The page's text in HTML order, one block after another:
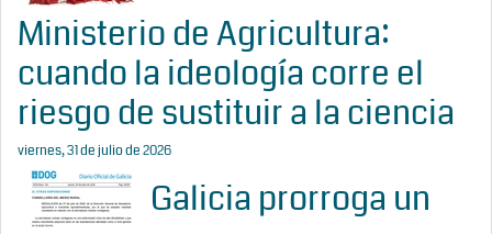
Ministerio de Agricultura:
cuando la ideología corre el
riesgo de sustituir a la ciencia
viernes, 31 de julio de 2026
Galicia prorroga un